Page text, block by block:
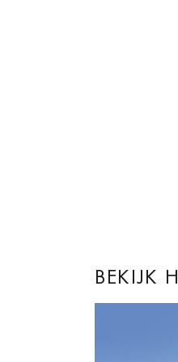
comfortabel
willen
BEKIJK